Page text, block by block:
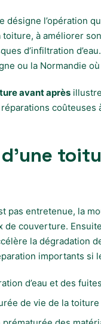
désigne l’opération
à améliorer
d’infiltration
ou la Normandie
avant après
coûteuses
pas entretenue, la
de couverture.
la dégradation
importants si
d’eau et des fuites
de vie de la toiture